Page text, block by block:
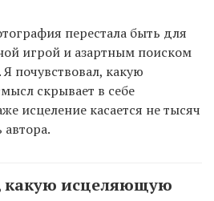
перестала быть для
игрой и азартным поиском
почувствовал, какую
скрывает в себе
исцеление касается не тысяч
какую исцеляющую